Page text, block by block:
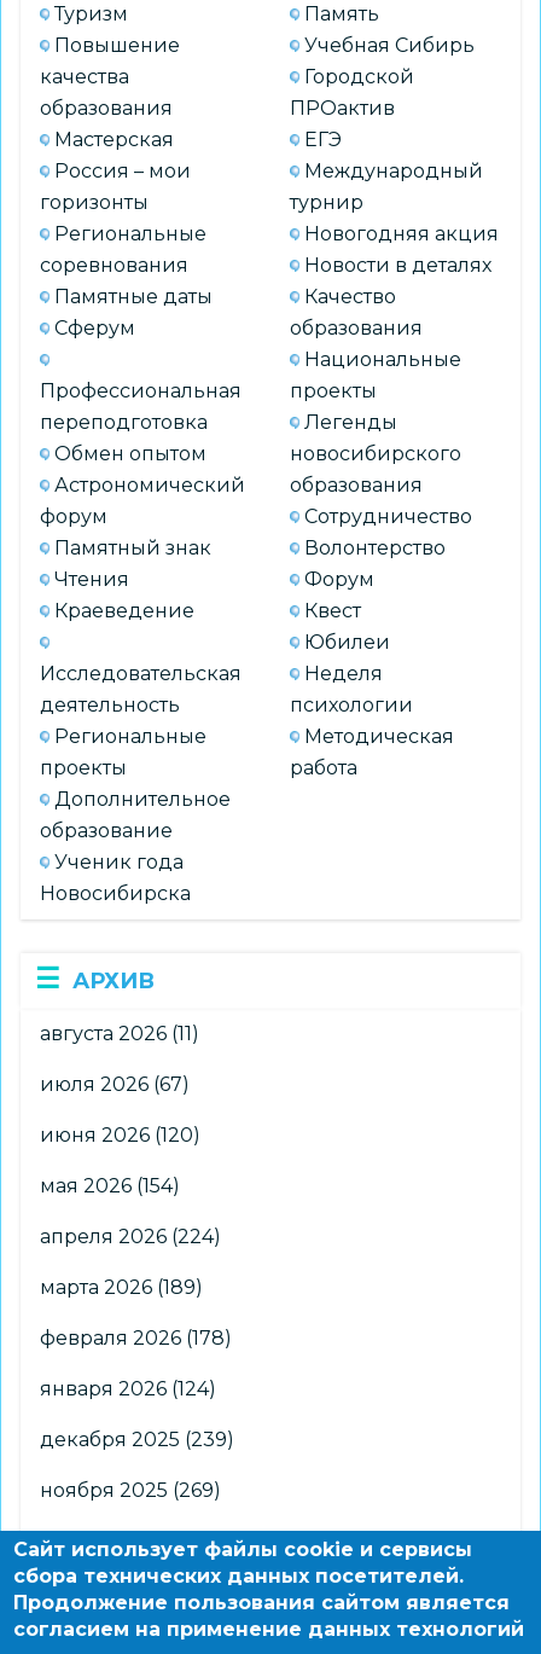
Туризм
Повышение
качества
образования
Мастерская
Россия – мои
горизонты
Региональные
соревнования
Памятные даты
Сферум
Профессиональная
переподготовка
Обмен опытом
Астрономический
форум
Памятный знак
Чтения
Краеведение
Исследовательская
деятельность
Региональные
проекты
Дополнительное
образование
Ученик года
Новосибирска
Память
Учебная Сибирь
Городской
ПРОактив
ЕГЭ
Международный
турнир
Новогодняя акция
Новости в деталях
Качество
образования
Национальные
проекты
Легенды
новосибирского
образования
Сотрудничество
Волонтерство
Форум
Квест
Юбилеи
Неделя
психологии
Методическая
работа
АРХИВ
августа 2026 (11)
июля 2026 (67)
июня 2026 (120)
мая 2026 (154)
апреля 2026 (224)
марта 2026 (189)
февраля 2026 (178)
января 2026 (124)
декабря 2025 (239)
ноября 2025 (269)
октября 2025(266)
сентября 2025 (176)
августа 2025 (2)
Сайт использует файлы cookie и сервисы
сбора технических данных посетителей.
Продолжение пользования сайтом является
согласием на применение данных технологий